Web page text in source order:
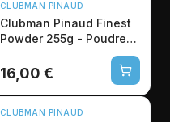
CLUBMAN PINAUD
Clubman Pinaud Finest
Powder 255g - Poudre
16,00 €
CLUBMAN PINAUD